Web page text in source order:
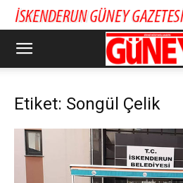
Etiket: Songül Çelik